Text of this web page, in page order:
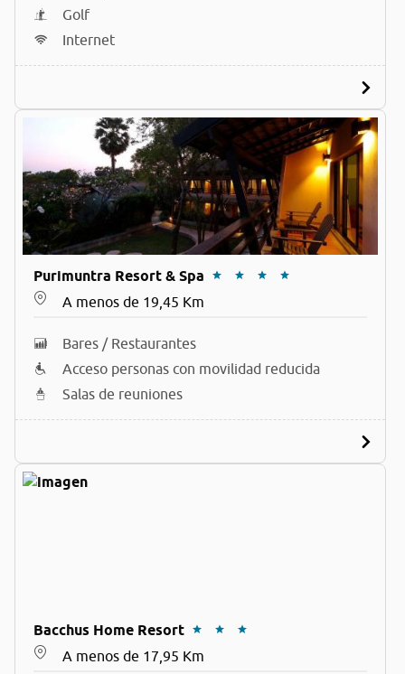
Golf
Internet
Purimuntra Resort & Spa
A menos de 19,45 Km
Bares / Restaurantes
Acceso personas con movilidad reducida
Salas de reuniones
Bacchus Home Resort
A menos de 17,95 Km